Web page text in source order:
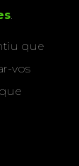
que
vos